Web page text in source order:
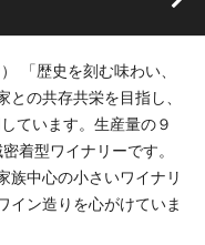
「歴史を刻む味わい、
の共存共栄を目指し、
ています。生産量の９
着型ワイナリーです。
族中心の小さいワイナリ
イン造りを心がけていま